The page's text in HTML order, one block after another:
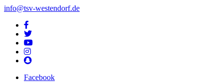
info@tsv-westendorf.de
Facebook